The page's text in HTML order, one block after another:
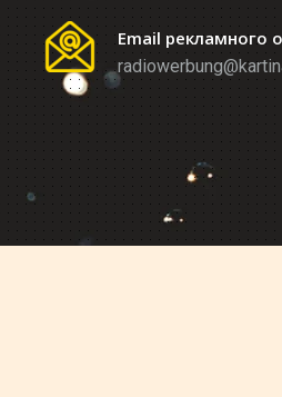
Email рекламного